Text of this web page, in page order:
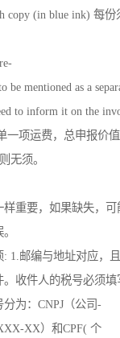
copy (in blue ink) 每
be mentioned as a
to inform it on the
一项运费，总申报价
无须。
样重要，如果缺失，
1.邮编与地址对应，且
。收件人的税号必须
为：CNPJ（公司-
XX）和CPF( 个